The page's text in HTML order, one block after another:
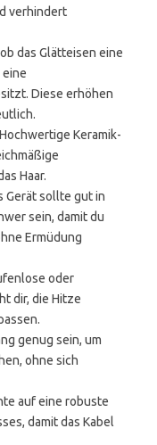
verhindert
das Glätteisen eine
Diese erhöhen
Hochwertige Keramik-
Haar.
Gerät sollte gut in
sein, damit du
Ermüdung
oder
dir, die Hitze
genug sein, um
ohne sich
auf eine robuste
damit das Kabel